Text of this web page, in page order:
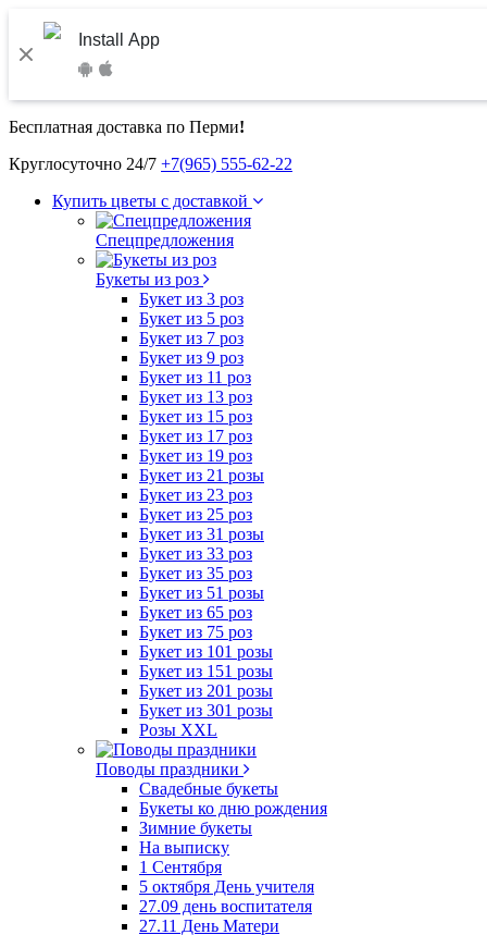
Install App
Бесплатная доставка по Перми!
Круглосуточно 24/7 +7(965) 555-62-22
Купить цветы с доставкой
Спецпредложения
Букеты из роз
Букет из 3 роз
Букет из 5 роз
Букет из 7 роз
Букет из 9 роз
Букет из 11 роз
Букет из 13 роз
Букет из 15 роз
Букет из 17 роз
Букет из 19 роз
Букет из 21 розы
Букет из 23 роз
Букет из 25 роз
Букет из 31 розы
Букет из 33 роз
Букет из 35 роз
Букет из 51 розы
Букет из 65 роз
Букет из 75 роз
Букет из 101 розы
Букет из 151 розы
Букет из 201 розы
Букет из 301 розы
Розы XXL
Поводы праздники
Свадебные букеты
Букеты ко дню рождения
Зимние букеты
На выписку
1 Сентября
5 октября День учителя
27.09 день воспитателя
27.11 День Матери